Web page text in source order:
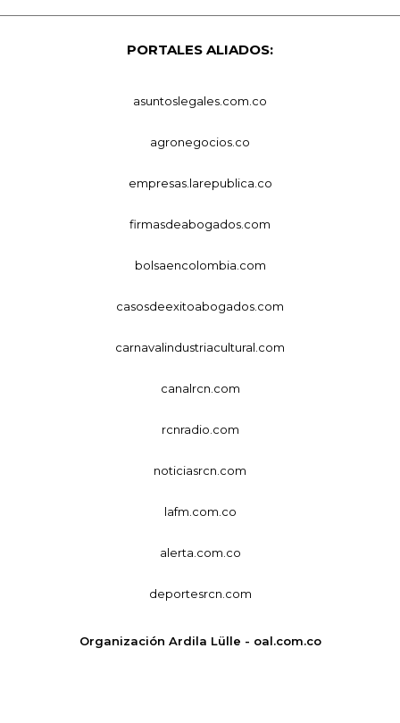
PORTALES ALIADOS:
asuntoslegales.com.co
agronegocios.co
empresas.larepublica.co
firmasdeabogados.com
bolsaencolombia.com
casosdeexitoabogados.com
carnavalindustriacultural.com
canalrcn.com
rcnradio.com
noticiasrcn.com
lafm.com.co
alerta.com.co
deportesrcn.com
Organización Ardila Lülle - oal.com.co